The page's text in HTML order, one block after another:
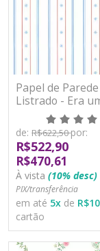
Papel de Parede
Listrado - Era
89839 - Vinílico
de: R$622,50por:
R$522,90
R$470,61
À vista (10% desc)
PIX/transferência
em até 5x de
cartão